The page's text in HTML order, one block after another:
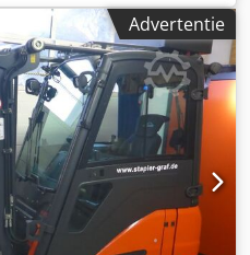
2.671 mm, aandrijftype:
Type mast: Triplex
functioneel
Adlzex Am Rsf
Advertentie